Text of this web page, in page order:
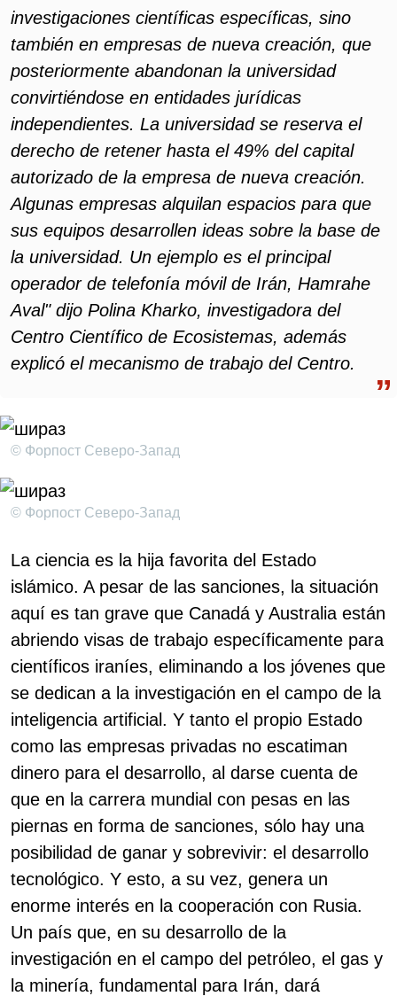
investigaciones científicas específicas, sino
también en empresas de nueva creación, que
posteriormente abandonan la universidad
convirtiéndose en entidades jurídicas
independientes. La universidad se reserva el
derecho de retener hasta el 49% del capital
autorizado de la empresa de nueva creación.
Algunas empresas alquilan espacios para que
sus equipos desarrollen ideas sobre la base de
la universidad. Un ejemplo es el principal
operador de telefonía móvil de Irán, Hamrahe
Aval" dijo Polina Kharko, investigadora del
Centro Científico de Ecosistemas, además
explicó el mecanismo de trabajo del Centro.
© Форпост Северо-Запад
© Форпост Северо-Запад
La ciencia es la hija favorita del Estado
islámico. A pesar de las sanciones, la situación
aquí es tan grave que Canadá y Australia están
abriendo visas de trabajo específicamente para
científicos iraníes, eliminando a los jóvenes que
se dedican a la investigación en el campo de la
inteligencia artificial. Y tanto el propio Estado
como las empresas privadas no escatiman
dinero para el desarrollo, al darse cuenta de
que en la carrera mundial con pesas en las
piernas en forma de sanciones, sólo hay una
posibilidad de ganar y sobrevivir: el desarrollo
tecnológico. Y esto, a su vez, genera un
enorme interés en la cooperación con Rusia.
Un país que, en su desarrollo de la
investigación en el campo del petróleo, el gas y
la minería, fundamental para Irán, dará